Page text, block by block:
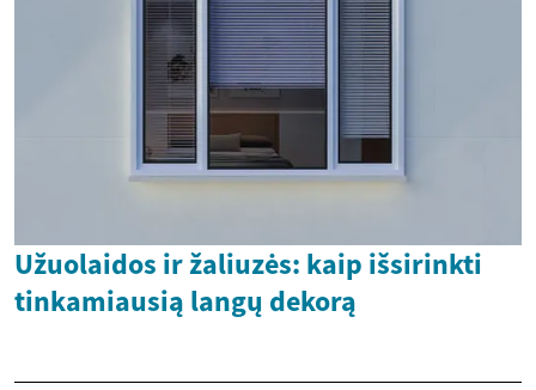
Užuolaidos ir žaliuzės: kaip išsirinkti
tinkamiausią langų dekorą